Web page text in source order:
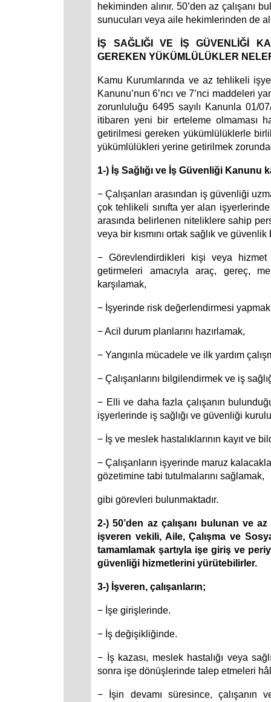
hekiminden alınır. 50’den az
sunucuları veya aile hekimlerinden de
İŞ SAĞLIĞI VE İŞ GÜVENLİĞİ
GEREKEN YÜKÜMLÜLÜKLER
Kamu Kurumlarında ve az tehlikeli
Kanunu’nun 6’ncı ve 7’nci maddeleri
zorunluluğu 6495 sayılı Kanunla 01/
itibaren yeni bir erteleme olmaması
getirilmesi gereken yükümlülüklerle
yükümlülükleri yerine getirilmek
1-) İş Sağlığı ve İş Güvenliği Kanunu
− Çalışanları arasından iş güvenliği
çok tehlikeli sınıfta yer alan
arasında belirlenen niteliklere sahip
veya bir kısmını ortak sağlık ve
− Görevlendirdikleri kişi veya hizmet
getirmeleri amacıyla araç, gereç,
karşılamak,
− İşyerinde risk değerlendirmesi
− Acil durum planlarını hazırlamak,
− Yangınla mücadele ve ilk yardım
− Çalışanlarını bilgilendirmek ve iş
− Elli ve daha fazla çalışanın
işyerlerinde iş sağlığı ve güvenliği
− İş ve meslek hastalıklarının kayıt ve
− Çalışanların işyerinde maruz
gözetimine tabi tutulmalarını sağlamak,
gibi görevleri bulunmaktadır.
2-) 50’den az çalışanı bulunan ve
işveren vekili, Aile, Çalışma ve
tamamlamak şartıyla işe giriş ve
güvenliği hizmetlerini yürütebilirler.
3-) İşveren, çalışanların;
− İşe girişlerinde.
− İş değişikliğinde.
− İş kazası, meslek hastalığı veya
sonra işe dönüşlerinde talep etmeleri
− İşin devamı süresince, çalışanın